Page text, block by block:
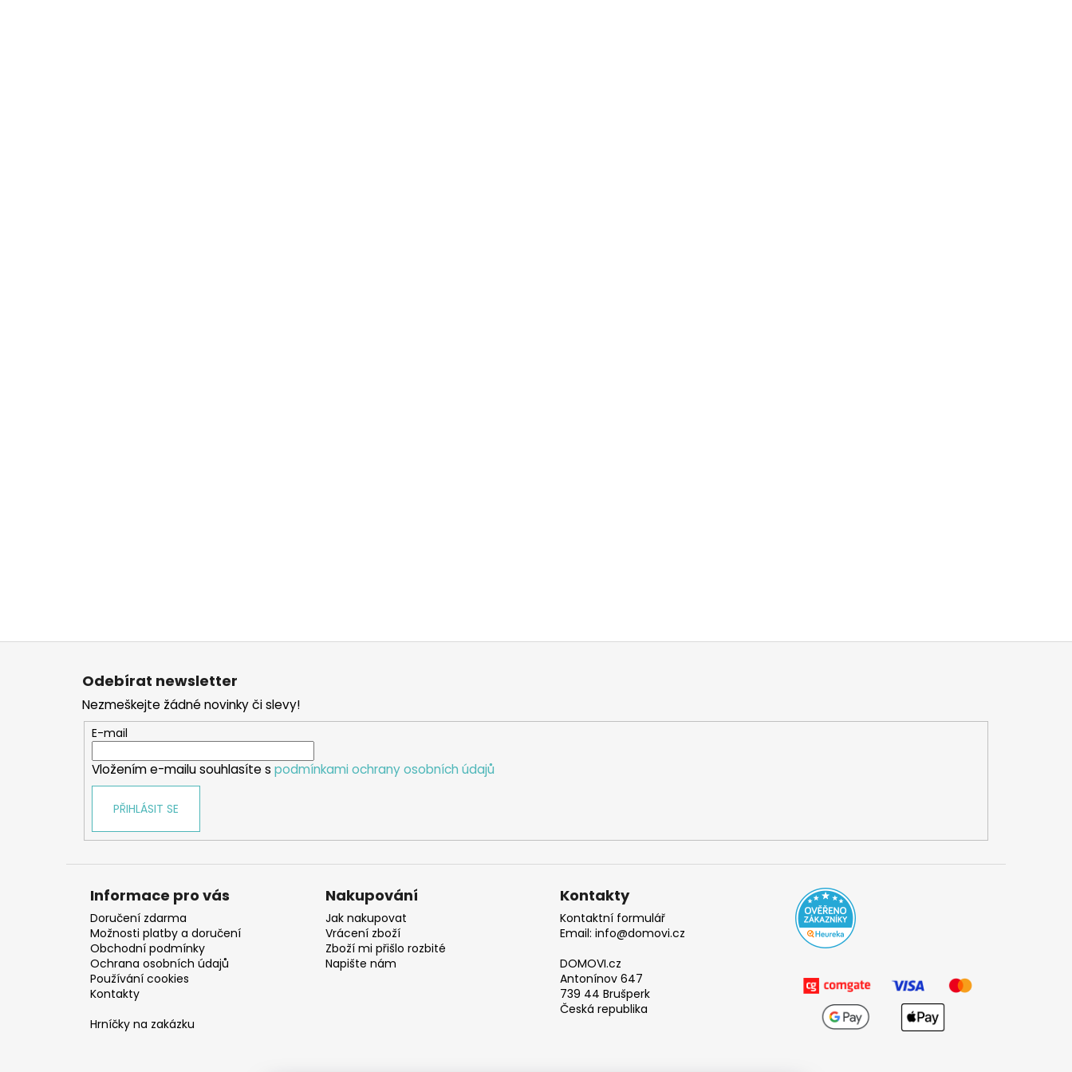
Z
Odebírat newsletter
Nezmeškejte žádné novinky či slevy!
E-mail
Vložením e-mailu souhlasíte s podmínkami ochrany osobních údajů
PŘIHLÁSIT SE
Informace pro vás
Doručení zdarma
Možnosti platby a doručení
Obchodní podmínky
Ochrana osobních údajů
Používání cookies
Kontakty
Hrníčky na zakázku
Nakupování
Jak nakupovat
Vrácení zboží
Zboží mi přišlo rozbité
Napište nám
Kontakty
Kontaktní formulář
Email: info@domovi.cz
DOMOVI.cz
Antonínov 647
739 44 Brušperk
Česká republika